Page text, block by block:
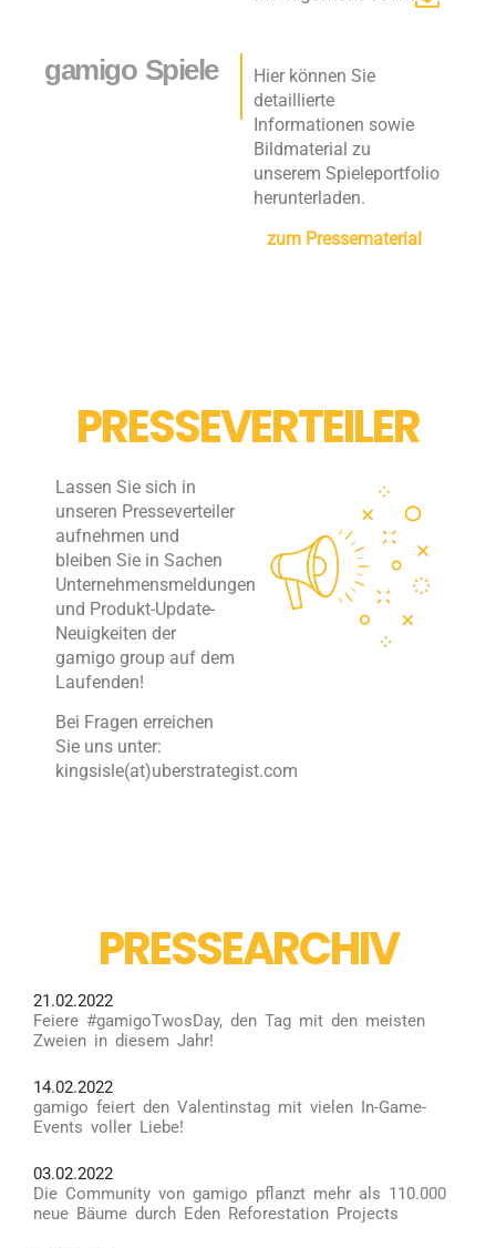
gamigo Spiele
Hier können Sie
detaillierte
Informationen sowie
Bildmaterial zu
unserem Spieleportfolio
herunterladen.
zum Pressematerial
PRESSEVERTEILER
Lassen Sie sich in
unseren Presseverteiler
aufnehmen und
bleiben Sie in Sachen
Unternehmensmeldungen
und Produkt-Update-
Neuigkeiten der
gamigo group auf dem
Laufenden!
Bei Fragen erreichen
Sie uns unter:
kingsisle(at)uberstrategist.com
PRESSEARCHIV
21.02.2022
Feiere #gamigoTwosDay, den Tag mit den meisten
Zweien in diesem Jahr!
14.02.2022
gamigo feiert den Valentinstag mit vielen In-Game-
Events voller Liebe!
03.02.2022
Die Community von gamigo pflanzt mehr als 110.000
neue Bäume durch Eden Reforestation Projects